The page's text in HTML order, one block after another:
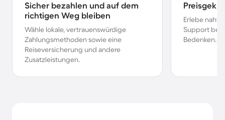
Sicher bezahlen und auf dem
richtigen Weg bleiben
Wähle lokale, vertrauenswürdige
Zahlungsmethoden sowie eine
Reiseversicherung und andere
Zusatzleistungen.
Erlebe
Support bei
Bedenken.